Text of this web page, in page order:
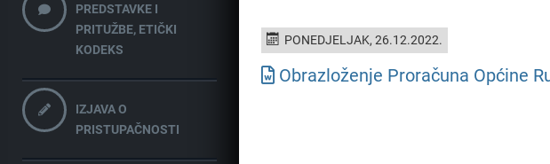
PREDSTAVKE I
PRITUŽBE, ETIČKI
KODEKS
IZJAVA O
PRISTUPAČNOSTI
PONEDJELJAK, 26.12.2022.
Obrazloženje Proračuna Općine